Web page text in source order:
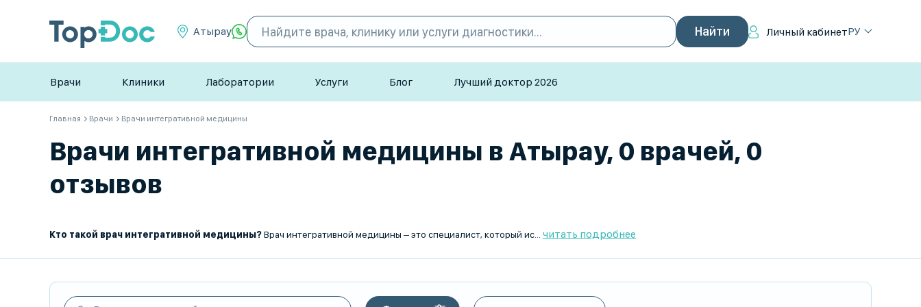
Атырау Личный кабинетРУ
Врачи Клиники Лаборатории Услуги Блог Лучший доктор 2026
Главная Врачи Врачи интегративной медицины
Врачи интегративной медицины в Атырау, 0 врачей, 0
отзывов
Кто такой врач интегративной медицины?Врач интегративной медицины – это специалист, который использует комплексный подход к здоровью, объединяя традиционные методы лечения с альтернативными и натуральными терапиями. Он рассматривает организм как целостную систему, учитывая физическое, эмоциональное и психическое состояние пациента. читать подробнее